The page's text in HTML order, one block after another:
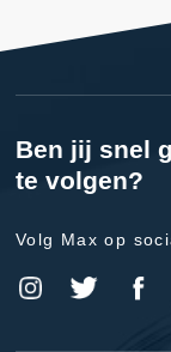
Ben jij snel
te volgen?
Volg Max op